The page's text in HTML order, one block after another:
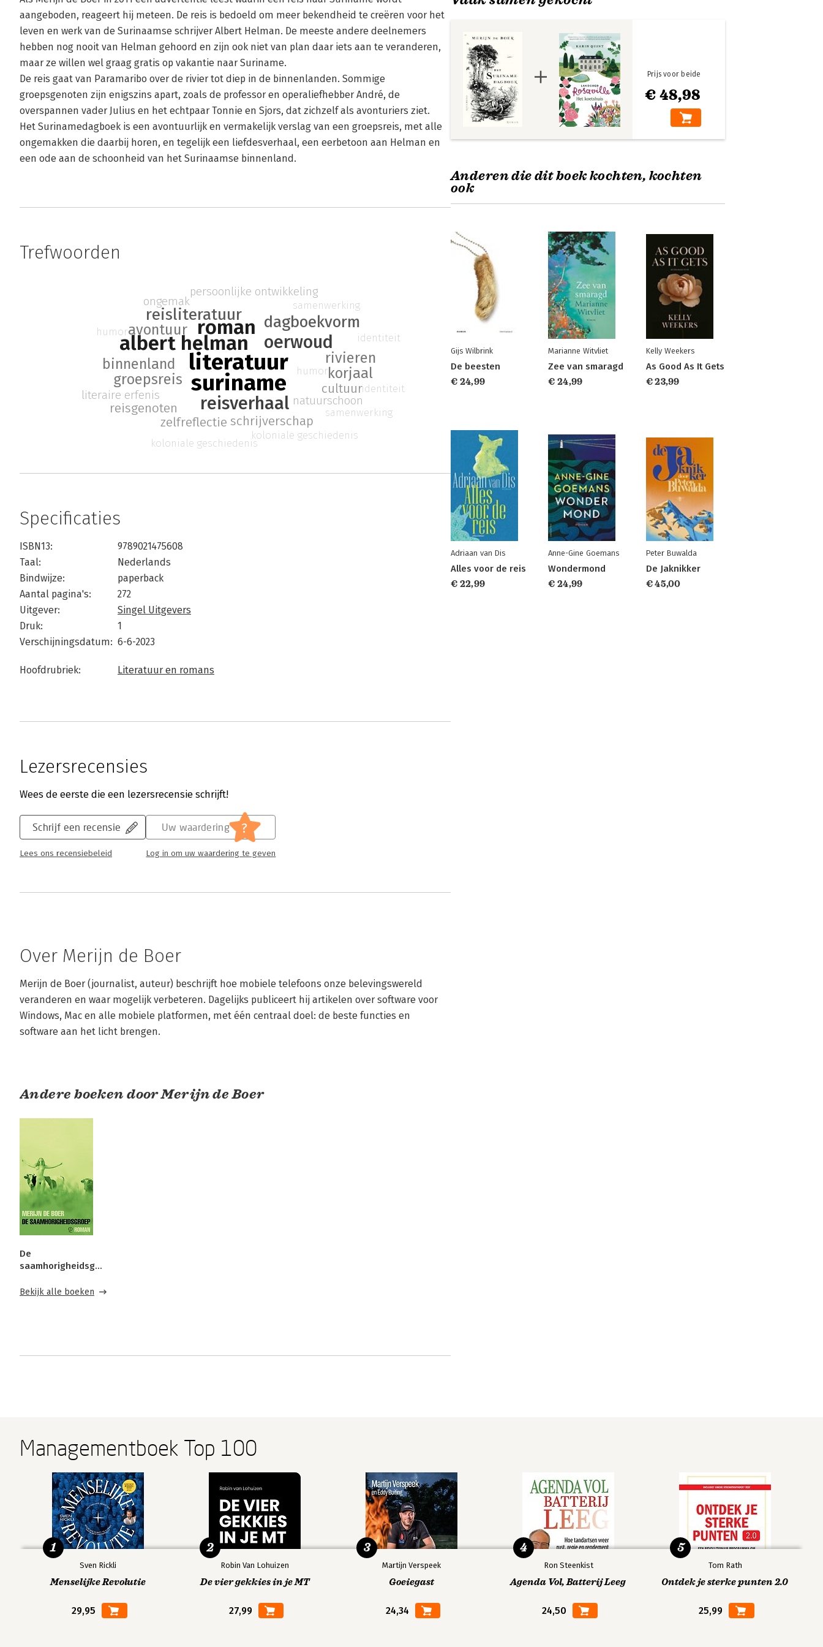
aangeboden, reageert hij meteen. De reis is bedoeld om meer bekendheid te creëren voor het
leven en werk van de Surinaamse schrijver Albert Helman. De meeste andere deelnemers
hebben nog nooit van Helman gehoord en zijn ook niet van plan daar iets aan te veranderen,
maar ze willen wel graag gratis op vakantie naar Suriname.
De reis gaat van Paramaribo over de rivier tot diep in de binnenlanden. Sommige
groepsgenoten zijn enigszins apart, zoals de professor en operaliefhebber André, de
overspannen vader Julius en het echtpaar Tonnie en Sjors, dat zichzelf als avonturiers ziet.
Het Surinamedagboek is een avontuurlijk en vermakelijk verslag van een groepsreis, met alle
ongemakken die daarbij horen, en tegelijk een liefdesverhaal, een eerbetoon aan Helman en
een ode aan de schoonheid van het Surinaamse binnenland.
Trefwoorden
literatuur
suriname
albert helman
roman
oerwoud
reisverhaal
reisliteratuur dagboekvorm
groepsreis
binnenland
avontuur
rivieren
korjaal
cultuur
schrijverschap
zelfreflectie
reisgenoten
natuurschoon
literaire erfenis
ongemak
persoonlijke ontwikkeling
samenwerking
koloniale geschiedenis
humor
identiteit
samenwerking
koloniale geschiedenis
humor
identiteit
Specificaties
ISBN13:
9789021475608
Taal:
Nederlands
Bindwijze:
paperback
Aantal pagina's:
272
Uitgever:
Singel Uitgevers
Druk:
1
Verschijningsdatum: 6-6-2023
Hoofdrubriek: Literatuur en romans
Lezersrecensies
Wees de eerste die een lezersrecensie schrijft!
Schrijf een recensie
Lees ons recensiebeleid
Uw waardering ?
Log in om uw waardering te geven
Over Merijn de Boer
Merijn de Boer (journalist, auteur) beschrijft hoe mobiele telefoons onze belevingswereld
veranderen en waar mogelijk verbeteren. Dagelijks publiceert hij artikelen over software voor
Windows, Mac en alle mobiele platformen, met één centraal doel: de beste functies en
software aan het licht brengen.
Andere boeken door Merijn de Boer
De
saamhorigheidsgroep
Bekijk alle boeken
€ 48,98
Prijs voor beide
Anderen die dit boek kochten, kochten
ook
Gijs Wilbrink
De beesten
€ 24,99
Marianne Witvliet
Zee van smaragd
€ 24,99
Kelly Weekers
As Good As It Gets
€ 23,99
Adriaan van Dis
Alles voor de reis
€ 22,99
Anne-Gine Goemans
Wondermond
€ 24,99
Peter Buwalda
De Jaknikker
€ 45,00
Managementboek Top 100
Sven Rickli
Menselijke Revolutie
29,95
1
Robin Van Lohuizen
De vier gekkies in je MT
27,99
2
Martijn Verspeek
Goeiegast
24,34
3
Ron Steenkist
Agenda Vol, Batterij Leeg
24,50
4
Tom Rath
Ontdek je sterke punten 2.0
25,99
5